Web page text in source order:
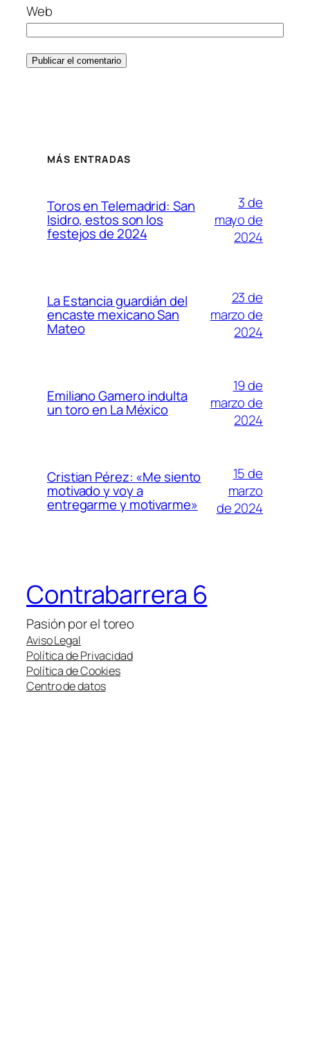
Web
MÁS ENTRADAS
Toros en Telemadrid: San
Isidro, estos son los
festejos de 2024
3 de
mayo de
2024
La Estancia guardián del
encaste mexicano San
Mateo
23 de
marzo de
2024
Emiliano Gamero indulta
un toro en La México
19 de
marzo de
2024
Cristian Pérez: «Me siento
motivado y voy a
entregarme y motivarme»
15 de
marzo
de 2024
Contrabarrera 6
Pasión por el toreo
Aviso Legal
Política de Privacidad
Política de Cookies
Centro de datos